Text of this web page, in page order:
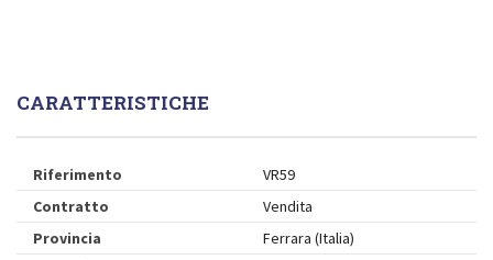
CARATTERISTICHE
Riferimento
VR59
Contratto
Vendita
Provincia
Ferrara (Italia)